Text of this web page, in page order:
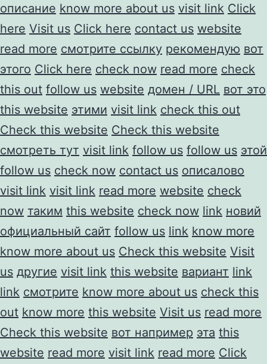
описание know more about us visit link Click
here Visit us Click here contact us website
read more смотрите ссылку рекомендую вот
этого Click here check now read more check
this out follow us website домен / URL вот это
this website этими visit link check this out
Check this website Check this website
смотреть тут visit link follow us follow us этой
follow us check now contact us описалово
visit link visit link read more website check
now таким this website check now link новий
официальный сайт follow us link know more
know more about us Check this website Visit
us другие visit link this website вариант link
link смотрите know more about us check this
out know more this website Visit us read more
Check this website вот например эта this
website read more visit link read more Click